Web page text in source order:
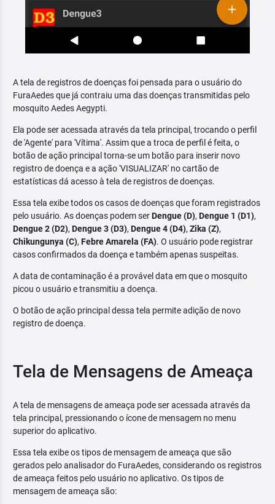
A tela de registros de doenças foi pensada para o usuário do
FuraAedes que já contraiu uma das doenças transmitidas pelo
mosquito Aedes Aegypti.
Ela pode ser acessada através da tela principal, trocando o perfil
de 'Agente' para 'Vítima'. Assim que a troca de perfil é feita, o
botão de ação principal torna-se um botão para inserir novo
registro de doença e a ação 'VISUALIZAR' no cartão de
estatísticas dá acesso à tela de registros de doenças.
Essa tela exibe todos os casos de doenças que foram registrados
pelo usuário. As doenças podem serDengue (D), Dengue 1 (D1),
Dengue 2 (D2), Dengue 3 (D3), Dengue 4 (D4), Zika (Z),
Chikungunya (C), Febre Amarela (FA). O usuário pode registrar
casos confirmados da doença e também apenas suspeitas.
A data de contaminação é a provável data em que o mosquito
picou o usuário e transmitiu a doença.
O botão de ação principal dessa tela permite adição de novo
registro de doença.
Tela de Mensagens de Ameaça
A tela de mensagens de ameaça pode ser acessada através da
tela principal, pressionando o ícone de mensagem no menu
superior do aplicativo.
Essa tela exibe os tipos de mensagem de ameaça que são
gerados pelo analisador do FuraAedes, considerando os registros
de ameaça feitos pelo usuário no aplicativo. Os tipos de
mensagem de ameaça são: